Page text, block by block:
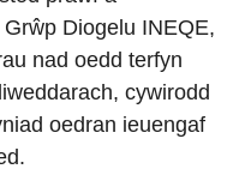
Diogelu INEQE,
nad oedd terfyn
cywirodd
oedran ieuengaf